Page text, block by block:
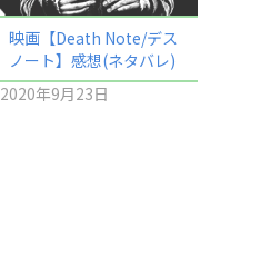
映画【Death Note/デス
ノート】感想(ネタバレ)
2020年9月23日